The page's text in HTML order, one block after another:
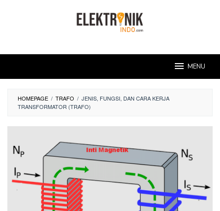
MENU
HOMEPAGE / TRAFO / JENIS, FUNGSI, DAN CARA KERJA
TRANSFORMATOR (TRAFO)